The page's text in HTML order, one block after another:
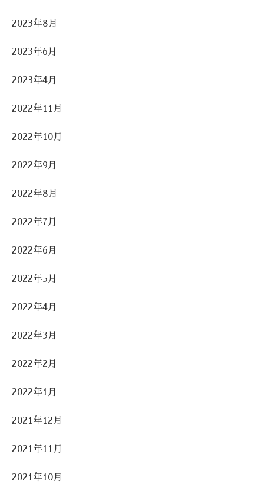
2023年8月
2023年6月
2023年4月
2022年11月
2022年10月
2022年9月
2022年8月
2022年7月
2022年6月
2022年5月
2022年4月
2022年3月
2022年2月
2022年1月
2021年12月
2021年11月
2021年10月